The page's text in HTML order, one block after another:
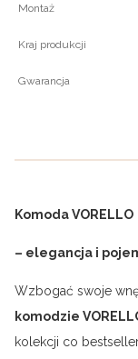
Montaż
Kraj produkcji
Gwarancja
Komoda VORELLO
– elegancja i
Wzbogać swoje
komodzie
kolekcji co